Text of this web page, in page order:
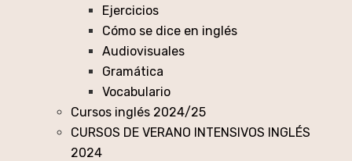
Ejercicios
Cómo se dice en inglés
Audiovisuales
Gramática
Vocabulario
Cursos inglés 2024/25
CURSOS DE VERANO INTENSIVOS INGLÉS
2024